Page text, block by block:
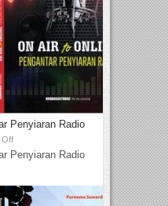
Penyiaran Radio
Off
Penyiaran Radio